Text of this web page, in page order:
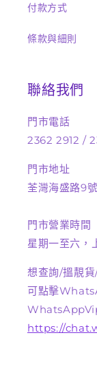
付款方式
條款與細則
聯絡我們
門市電話
2362 2912 /
門市地址
荃灣海盛路9
門市營業時間
星期一至六，
想查詢/搵靚
可點擊
https://